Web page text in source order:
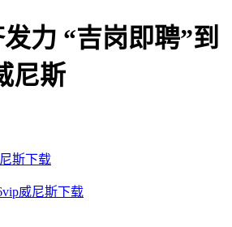
力 “吉岗即聘”到
尼斯
斯下载
威尼斯下载